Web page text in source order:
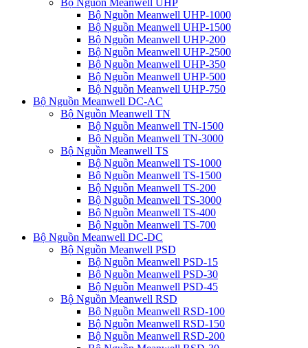
Bộ Nguồn Meanwell UHP-1000
Bộ Nguồn Meanwell UHP-1500
Bộ Nguồn Meanwell UHP-200
Bộ Nguồn Meanwell UHP-2500
Bộ Nguồn Meanwell UHP-350
Bộ Nguồn Meanwell UHP-500
Bộ Nguồn Meanwell UHP-750
Bộ Nguồn Meanwell DC-AC
Bộ Nguồn Meanwell TN
Bộ Nguồn Meanwell TN-1500
Bộ Nguồn Meanwell TN-3000
Bộ Nguồn Meanwell TS
Bộ Nguồn Meanwell TS-1000
Bộ Nguồn Meanwell TS-1500
Bộ Nguồn Meanwell TS-200
Bộ Nguồn Meanwell TS-3000
Bộ Nguồn Meanwell TS-400
Bộ Nguồn Meanwell TS-700
Bộ Nguồn Meanwell DC-DC
Bộ Nguồn Meanwell PSD
Bộ Nguồn Meanwell PSD-15
Bộ Nguồn Meanwell PSD-30
Bộ Nguồn Meanwell PSD-45
Bộ Nguồn Meanwell RSD
Bộ Nguồn Meanwell RSD-100
Bộ Nguồn Meanwell RSD-150
Bộ Nguồn Meanwell RSD-200